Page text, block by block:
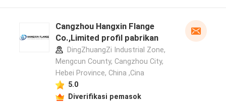
Cangzhou Hangxin Flange
Co.,Limited profil pabrikan
DingZhuangZi Industrial Zone,
Mengcun County, Cangzhou City,
Hebei Province, China ,Cina
5.0
Diverifikasi pemasok